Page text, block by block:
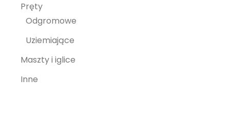
Pręty
Odgromowe
Uziemiające
Maszty i iglice
Inne